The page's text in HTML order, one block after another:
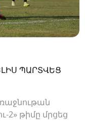
ՊԱՐՏՎԵՑ
2» թիմը մրցեց